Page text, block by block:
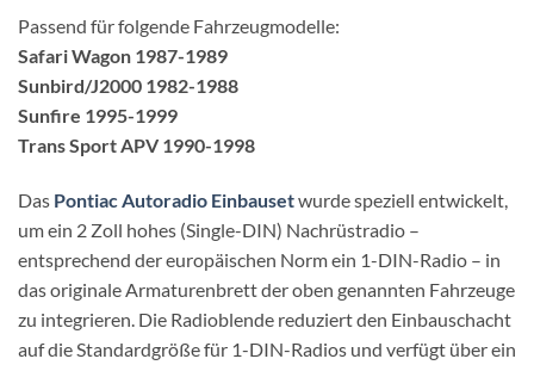
Passend für folgende Fahrzeugmodelle:
Safari Wagon 1987-1989
Sunbird/J2000 1982-1988
Sunfire 1995-1999
Trans Sport APV 1990-1998
Das Pontiac Autoradio Einbausetwurde speziell entwickelt,
um ein 2 Zoll hohes (Single-DIN) Nachrüstradio –
entsprechend der europäischen Norm ein 1-DIN-Radio – in
das originale Armaturenbrett der oben genannten Fahrzeuge
zu integrieren. Die Radioblende reduziert den Einbauschacht
auf die Standardgröße für 1-DIN-Radios und verfügt über ein